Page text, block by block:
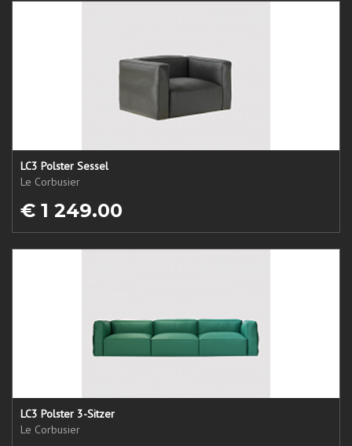
LC3 Polster Sessel
Le Corbusier
€ 1 249.00
LC3 Polster 3-Sitzer
Le Corbusier